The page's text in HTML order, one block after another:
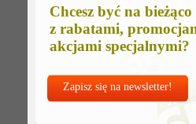
Chcesz być na bieżąco
z rabatami,
akcjami specjalnymi?
Zapisz się na newsletter!